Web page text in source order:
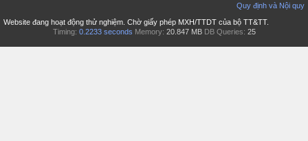
Quy định và Nội quy
Website đang hoạt động thử nghiệm. Chờ giấy phép MXH/TTDT của bộ TT&TT.
Timing: 0.2233 seconds Memory: 20.847 MB DB Queries: 25